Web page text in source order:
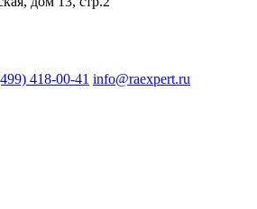
418-00-41 info@raexpert.ru